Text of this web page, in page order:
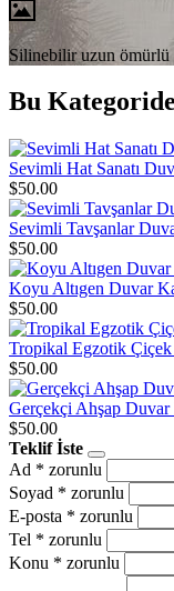
Silinebilir uzun ömürlü
Bu
Sevimli Hat Sanatı
$50.00
Sevimli Tavşanlar
$50.00
Koyu Altıgen Duvar
$50.00
Tropikal Egzotik
$50.00
Gerçekçi Ahşap Duvar
$50.00
Teklif İste
Ad * zorunlu
Soyad * zorunlu
E-posta * zorunlu
Tel * zorunlu
Konu * zorunlu